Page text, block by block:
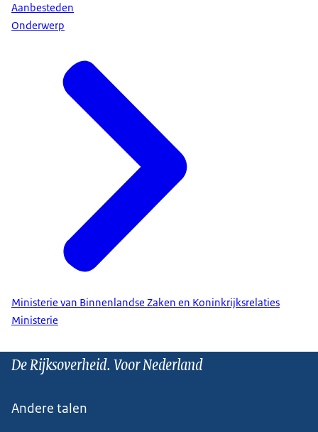
Aanbesteden
Onderwerp
Ministerie van Binnenlandse Zaken en Koninkrijksrelaties
Ministerie
De Rijksoverheid. Voor Nederland
Andere talen